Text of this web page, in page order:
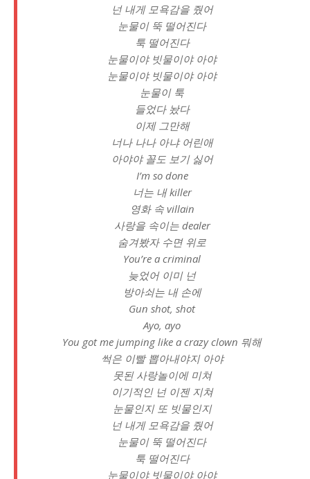
넌 내게 모욕감을 줬어
눈물이 뚝 떨어진다
툭 떨어진다
눈물이야 빗물이야 아야
눈물이야 빗물이야 아야
눈물이 툭
들었다 놨다
이제 그만해
너나 나나 아냐 어린애
아야야 꼴도 보기 싫어
I’m so done
너는 내 killer
영화 속 villain
사랑을 속이는 dealer
숨겨봤자 수면 위로
You’re a criminal
늦었어 이미 넌
방아쇠는 내 손에
Gun shot, shot
Ayo, ayo
You got me jumping like a crazy clown 뭐해
썩은 이빨 뽑아내야지 아야
못된 사랑놀이에 미쳐
이기적인 넌 이젠 지쳐
눈물인지 또 빗물인지
넌 내게 모욕감을 줬어
눈물이 뚝 떨어진다
툭 떨어진다
눈물이야 빗물이야 아야